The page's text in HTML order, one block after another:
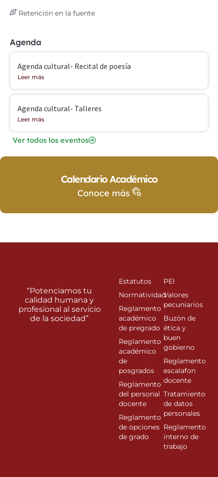
Retención en la fuente
Agenda
Agenda cultural- Recital de poesía
Leer más
Agenda cultural- Talleres
Leer más
Ver todos los eventos
Calendario Académico
Conoce más
“Potenciamos tu
calidad humana y
profesional al servicio
de la sociedad”
Estatutos
Normatividad
Reglamento
académico
de pregrado
Reglamento
académico
de
posgrados
Reglamento
del personal
docente
Reglamento
de opciones
de grado
PEI
Valores
pecuniarios
Buzón de
ética y
buen
gobierno
Reglamento
escalafon
docente
Tratamiento
de datos
personales
Reglamento
interno de
trabajo